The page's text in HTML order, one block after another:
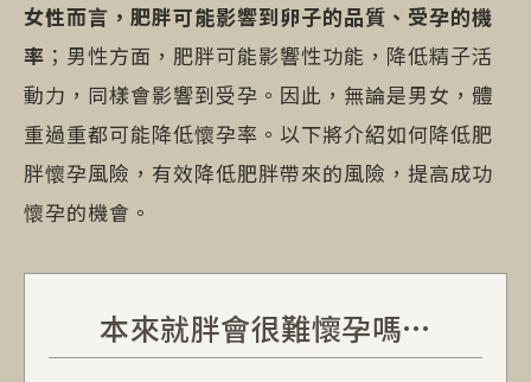
女性而言，肥胖可能影響到卵子的品質、受孕的機
率 ；男性方面，肥胖可能影響性功能，降低精子活
動力，同樣會影響到受孕。因此，無論是男女，體
重過重都可能降低懷孕率。以下將介紹如何降低肥
胖懷孕風險，有效降低肥胖帶來的風險，提高成功
懷孕的機會。
本來就胖會很難懷孕嗎…